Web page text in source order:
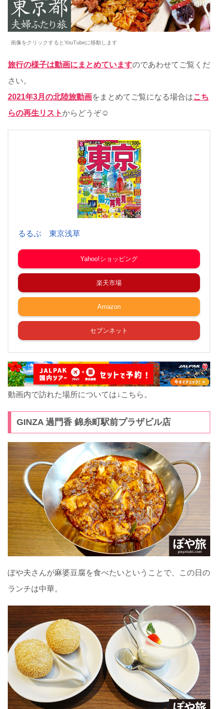
画像をクリックするとYouTubeに移動します
旅行の様子は動画にまとめていますのであわせてご覧くだ
さい。
2021年3月の北陸旅動画をまとめてご覧になる場合はこち
らの再生リストからどうぞ☺
るるぶ 東京浅草
Yahoo!ショッピング
楽天市場
Amazon
セブンネット
動画内で訪れた場所については↓こちら。
GINZA 過門香 錦糸町駅前プラザビル店
ぽや夫さんが麻婆豆腐を食べたいということで、この日の
ランチは中華。